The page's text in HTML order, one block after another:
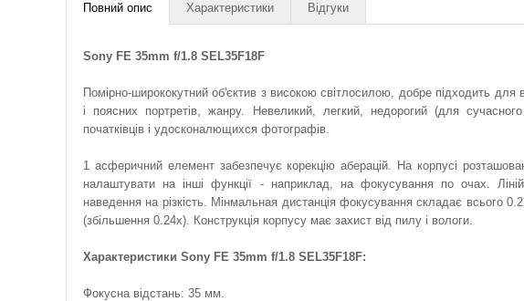
Повний опис Характеристики Відгуки
Sony FE 35mm f/1.8 SEL35F18F
Помірно-ширококутний об'єктив з високою світлосилою, добре підходить
і поясних портретів, жанру. Невеликий, легкий, недорогий (для
початківців і удосконалющихся фотографів.
1 асферичний елемент забезпечує корекцію аберацій. На корпусі
налаштувати на інші функції - наприклад, на фокусування по очах.
наведення на різкість. Мінмальная дистанція фокусування складає всього
(збільшення 0.24х). Конструкція корпусу має захист від пилу і вологи.
Характеристики Sony FE 35mm f/1.8 SEL35F18F:
Фокусна відстань: 35 мм.